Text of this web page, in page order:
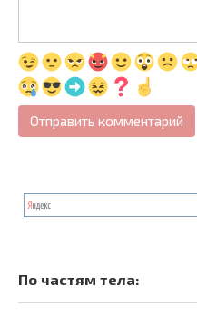
По частям тела: